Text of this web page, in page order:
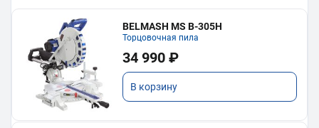
BELMASH MS B-305H
Торцовочная пила
34 990 ₽
В корзину